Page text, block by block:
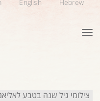
תפריט
צילומי גיל שנה בטבע